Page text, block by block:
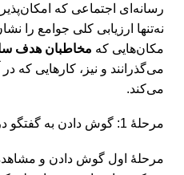
رسانه‌ای اجتماعی که امکان‌پذیر
نه‌تنها ارزیابی کلی جوامع را
مکان‌هایی که مخاطبان هدف
می‌گذرانند و نیز، کارهایی که
می‌کند.
مرحلۀ 1: گوش دادن به گفتگو درمورد یک برند و یا شرکت
مرحلۀ اول گوش دادن و